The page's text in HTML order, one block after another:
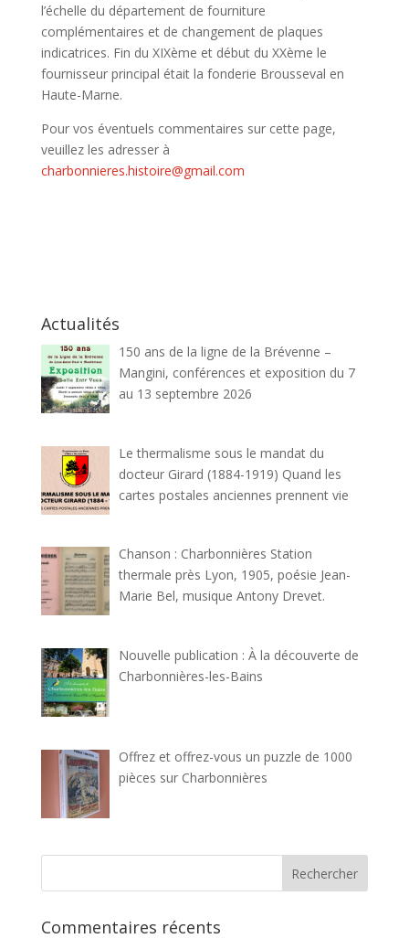
l’échelle du département de fourniture
complémentaires et de changement de plaques
indicatrices. Fin du XIXème et début du XXème le
fournisseur principal était la fonderie Brousseval en
Haute-Marne.
Pour vos éventuels commentaires sur cette page,
veuillez les adresser à
charbonnieres.histoire@gmail.com
Actualités
150 ans de la ligne de la Brévenne –
Mangini, conférences et exposition du 7
au 13 septembre 2026
Le thermalisme sous le mandat du
docteur Girard (1884-1919) Quand les
cartes postales anciennes prennent vie
Chanson : Charbonnières Station
thermale près Lyon, 1905, poésie Jean-
Marie Bel, musique Antony Drevet.
Nouvelle publication : À la découverte de
Charbonnières-les-Bains
Offrez et offrez-vous un puzzle de 1000
pièces sur Charbonnières
Commentaires récents